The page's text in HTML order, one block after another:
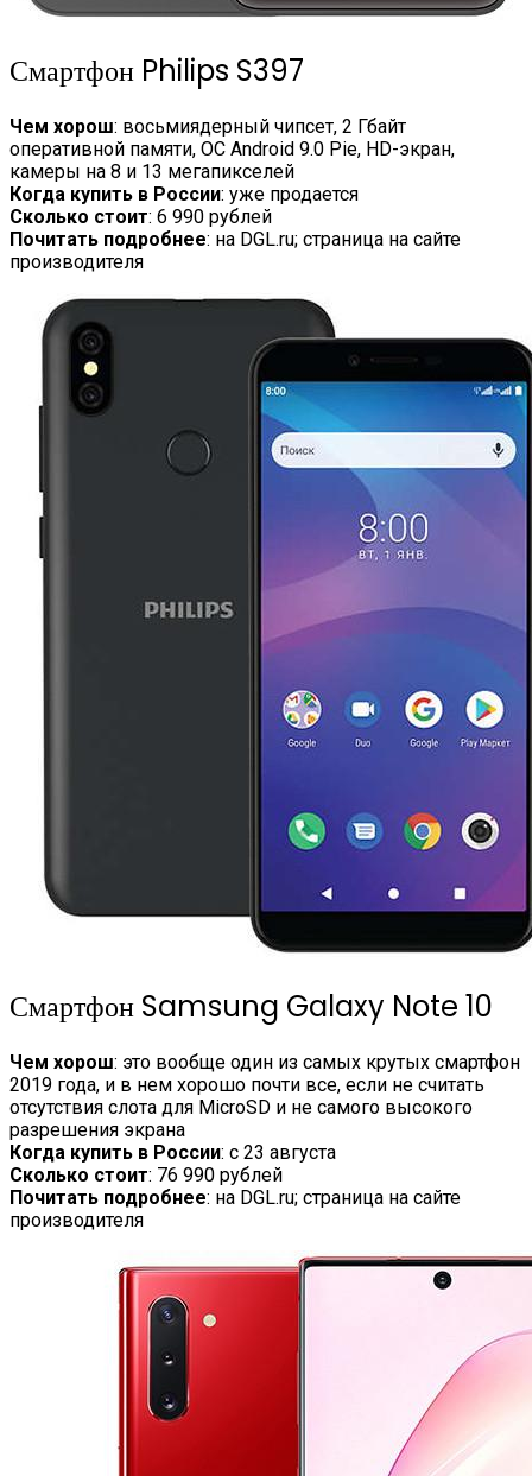
Смартфон Philips S397
Чем хорош: восьмиядерный чипсет, 2 Гбайт
оперативной памяти, ОС Android 9.0 Pie, HD-экран,
камеры на 8 и 13 мегапикселей
Когда купить в России: уже продается
Сколько стоит: 6 990 рублей
Почитать подробнее: на DGL.ru; страница на сайте
производителя
Смартфон Samsung Galaxy Note 10
Чем хорош: это вообще один из самых крутых смартфон
2019 года, и в нем хорошо почти все, если не считать
отсутствия слота для MicroSD и не самого высокого
разрешения экрана
Когда купить в России: с 23 августа
Сколько стоит: 76 990 рублей
Почитать подробнее: на DGL.ru; страница на сайте
производителя